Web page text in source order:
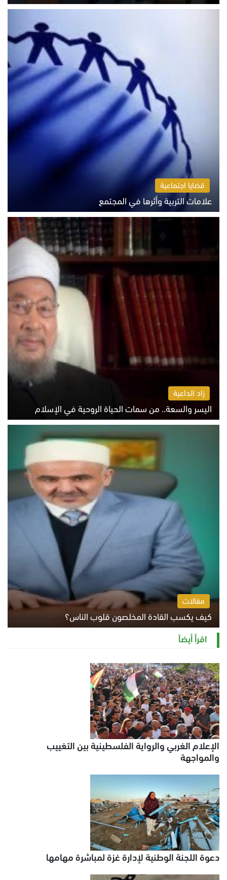
الثلاثاء 4 أغسطس 2026 01:04 م
قضايا اجتماعية
علامات التربية وأثرها في المجتمع
الثلاثاء 4 أغسطس 2026 12:50 م
زاد الداعية
اليسر والسعة.. من سمات الحياة الروحية في الإسلام
الثلاثاء 4 أغسطس 2026 12:56 م
مقالات
كيف يكسب القادة المخلصون قلوب الناس؟
الثلاثاء 4 أغسطس 2026 12:27 م
اقرأ أيضاً
الإعلام الغربي والرواية الفلسطينية بين التغييب
والمواجهة
دعوة اللجنة الوطنية لإدارة غزة لمباشرة مهامها